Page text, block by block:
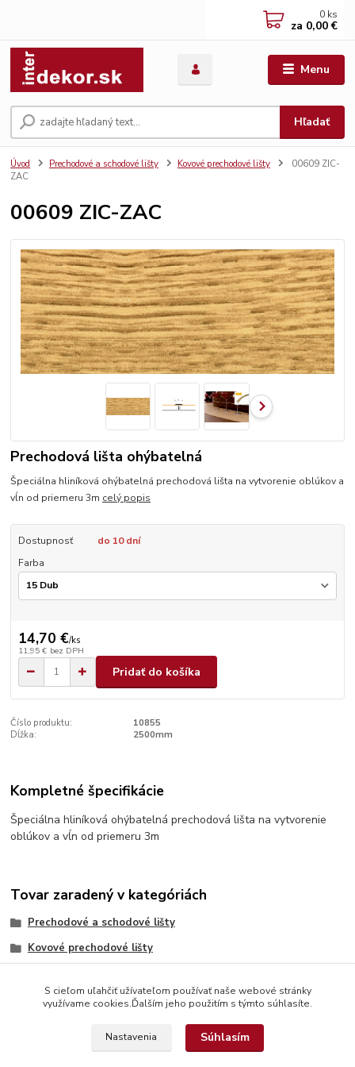
Menu
Hľadať
0 ks
za 0,00 €
Úvod Prechodové a schodové lišty Kovové prechodové lišty
00609 ZIC-
ZAC
00609 ZIC-ZAC
Prechodová lišta ohýbatelná
Špeciálna hliníková ohýbatelná prechodová lišta na vytvorenie oblúkov a
vĺn od priemeru 3m celý popis
Dostupnosť
do 10 dní
Farba
14,70 €/ks
11,95 € bez DPH
Pridať do košíka
Číslo produktu:
10855
Dĺžka:
2500mm
Kompletné špecifikácie
Špeciálna hliníková ohýbatelná prechodová lišta na vytvorenie
oblúkov a vĺn od priemeru 3m
Tovar zaradený v kategóriách
Prechodové a schodové lišty
Kovové prechodové lišty
S cieľom uľahčiť užívateľom používať naše webové stránky
využívame cookies.Ďalším jeho použitím s týmto súhlasíte.
Nastavenia Súhlasím